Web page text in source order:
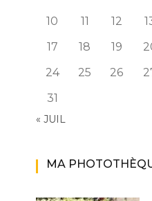
10
11 12
17
18 19
24
25 26
31
« JUIL
MA